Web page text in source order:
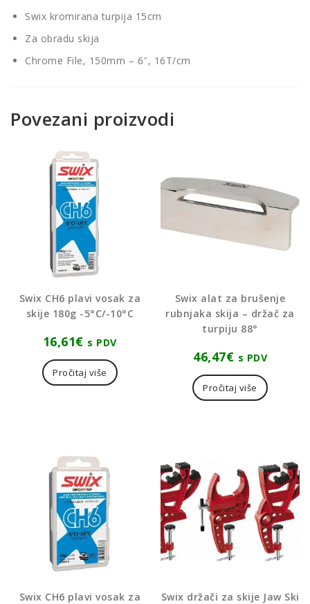
Swix kromirana turpija 15cm
Za obradu skija
Chrome File, 150mm – 6″, 16T/cm
Povezani proizvodi
Swix CH6 plavi vosak za
skije 180g -5°C/-10°C
16,61€ s PDV
Pročitaj više
Swix alat za brušenje
rubnjaka skija – držač za
turpiju 88°
46,47€ s PDV
Pročitaj više
Swix CH6 plavi vosak za
Swix držači za skije Jaw Ski